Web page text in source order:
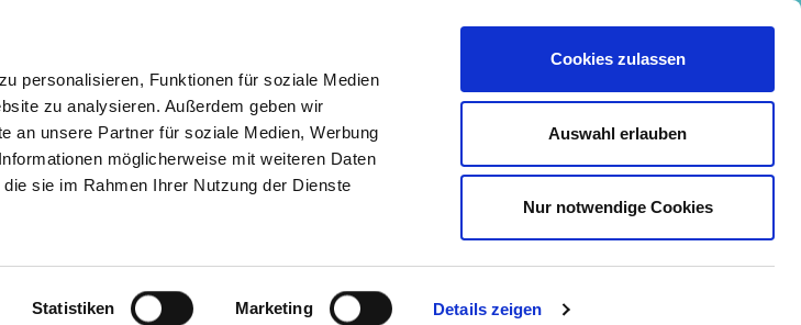
personalisieren, Funktionen für soziale Medien
zu analysieren. Außerdem geben wir
an unsere Partner für soziale Medien, Werbung
möglicherweise mit weiteren Daten
sie im Rahmen Ihrer Nutzung der Dienste
Statistiken Marketing Details zeigen
Cookies zulassen
Auswahl erlauben
Nur notwendige Cookies
Stehli ⠀
10 Magdeburg Nord
Facebook
MEIN WAHLKREIS KONTAKT PRESSE IMPRESSUM